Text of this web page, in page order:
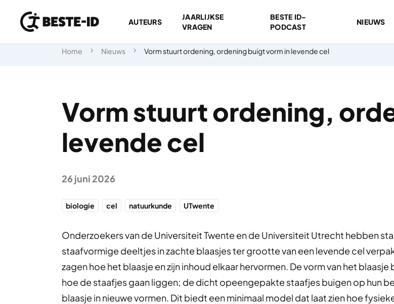
Ga naar inhoud
AUTEURS
JAARLIJKSE
VRAGEN
BESTE ID-
PODCAST
NIEUWS
Home Nieuws Vorm stuurt ordening, ordening buigt vorm in levende cel
Vorm stuurt ordening,
levende cel
26 juni 2026
biologie cel natuurkunde UTwente
Onderzoekers van de Universiteit Twente en de Universiteit Utrecht hebben
staafvormige deeltjes in zachte blaasjes ter grootte van een levende cel
zagen hoe het blaasje en zijn inhoud elkaar hervormen. De vorm van het blaasje
hoe de staafjes gaan liggen; de dicht opeengepakte staafjes buigen op hun
blaasje in nieuwe vormen. Dit biedt een minimaal model dat laat zien hoe